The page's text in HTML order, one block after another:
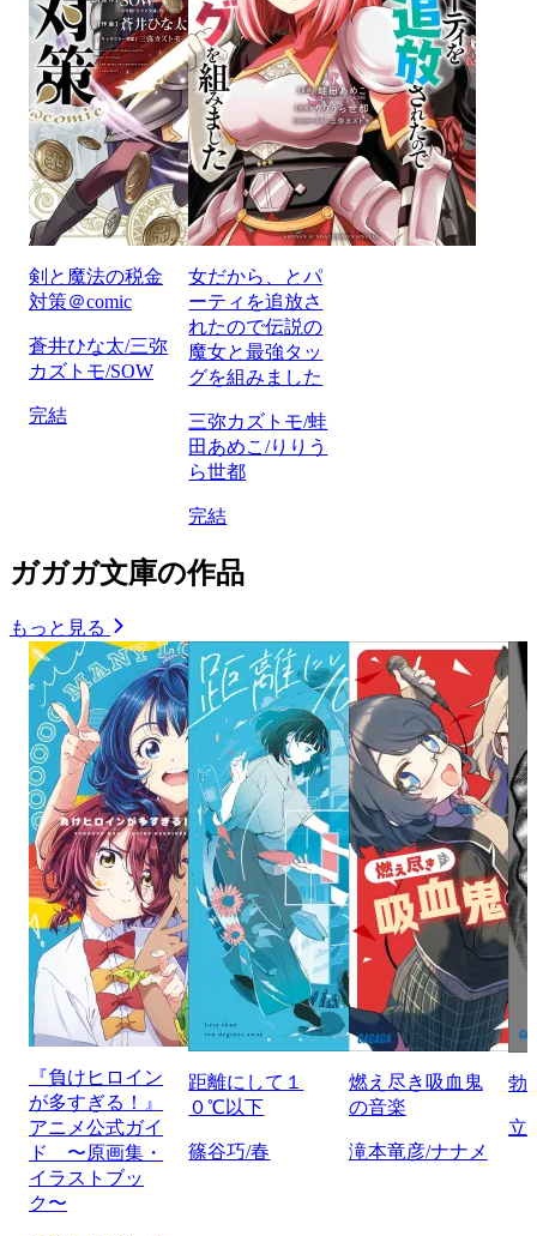
剣と魔法の税金
対策＠comic
蒼井ひな太/三弥
カズトモ/SOW
完結
女だから、とパ
ーティを追放さ
れたので伝説の
魔女と最強タッ
グを組みました
三弥カズトモ/蛙
田あめこ/りりう
ら世都
完結
ガガガ文庫の作品
もっと見る
『負けヒロイン
が多すぎる！』
アニメ公式ガイ
ド 〜原画集・
イラストブッ
ク〜
距離にして１
０℃以下
篠谷巧/春
燃え尽き吸血鬼
の音楽
滝本竜彦/ナナメ
勃
立